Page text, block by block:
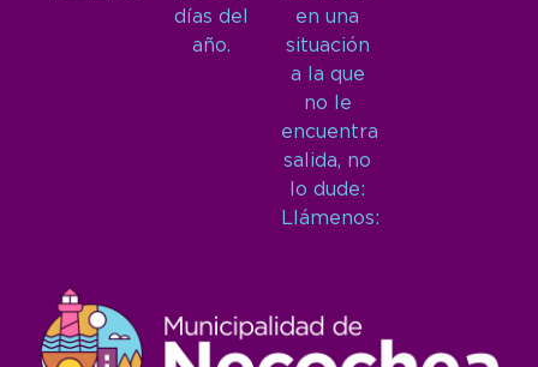
días del
año.
en una
situación
a la que
no le
encuentra
salida, no
lo dude:
Llámenos: